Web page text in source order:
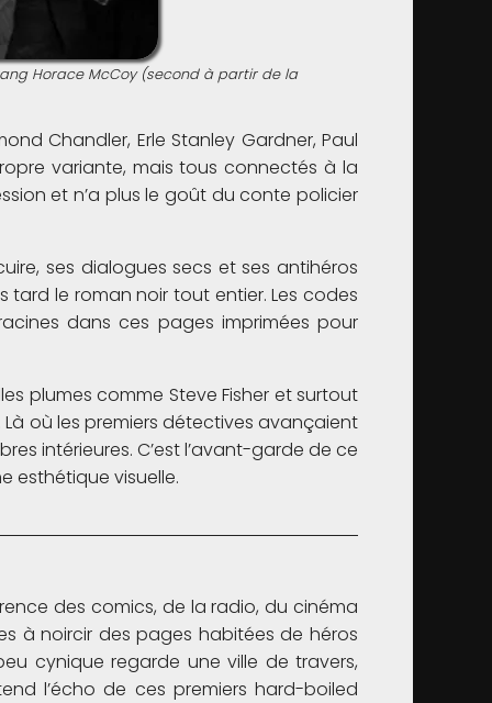
Horace McCoy (second à partir de la
Chandler, Erle Stanley Gardner, Paul
variante, mais tous connectés à la
et n’a plus le goût du conte policier
ses dialogues secs et ses antihéros
le roman noir tout entier. Les codes
dans ces pages imprimées pour
plumes comme Steve Fisher et surtout
où les premiers détectives avançaient
intérieures. C’est l’avant-garde de ce
esthétique visuelle.
des comics, de la radio, du cinéma
à noircir des pages habitées de héros
cynique regarde une ville de travers,
l’écho de ces premiers hard-boiled